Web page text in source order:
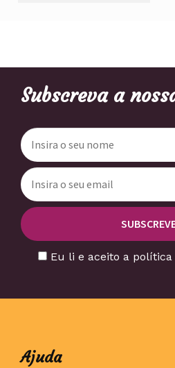
Subscreva a
Eu li e aceito a
Ajuda